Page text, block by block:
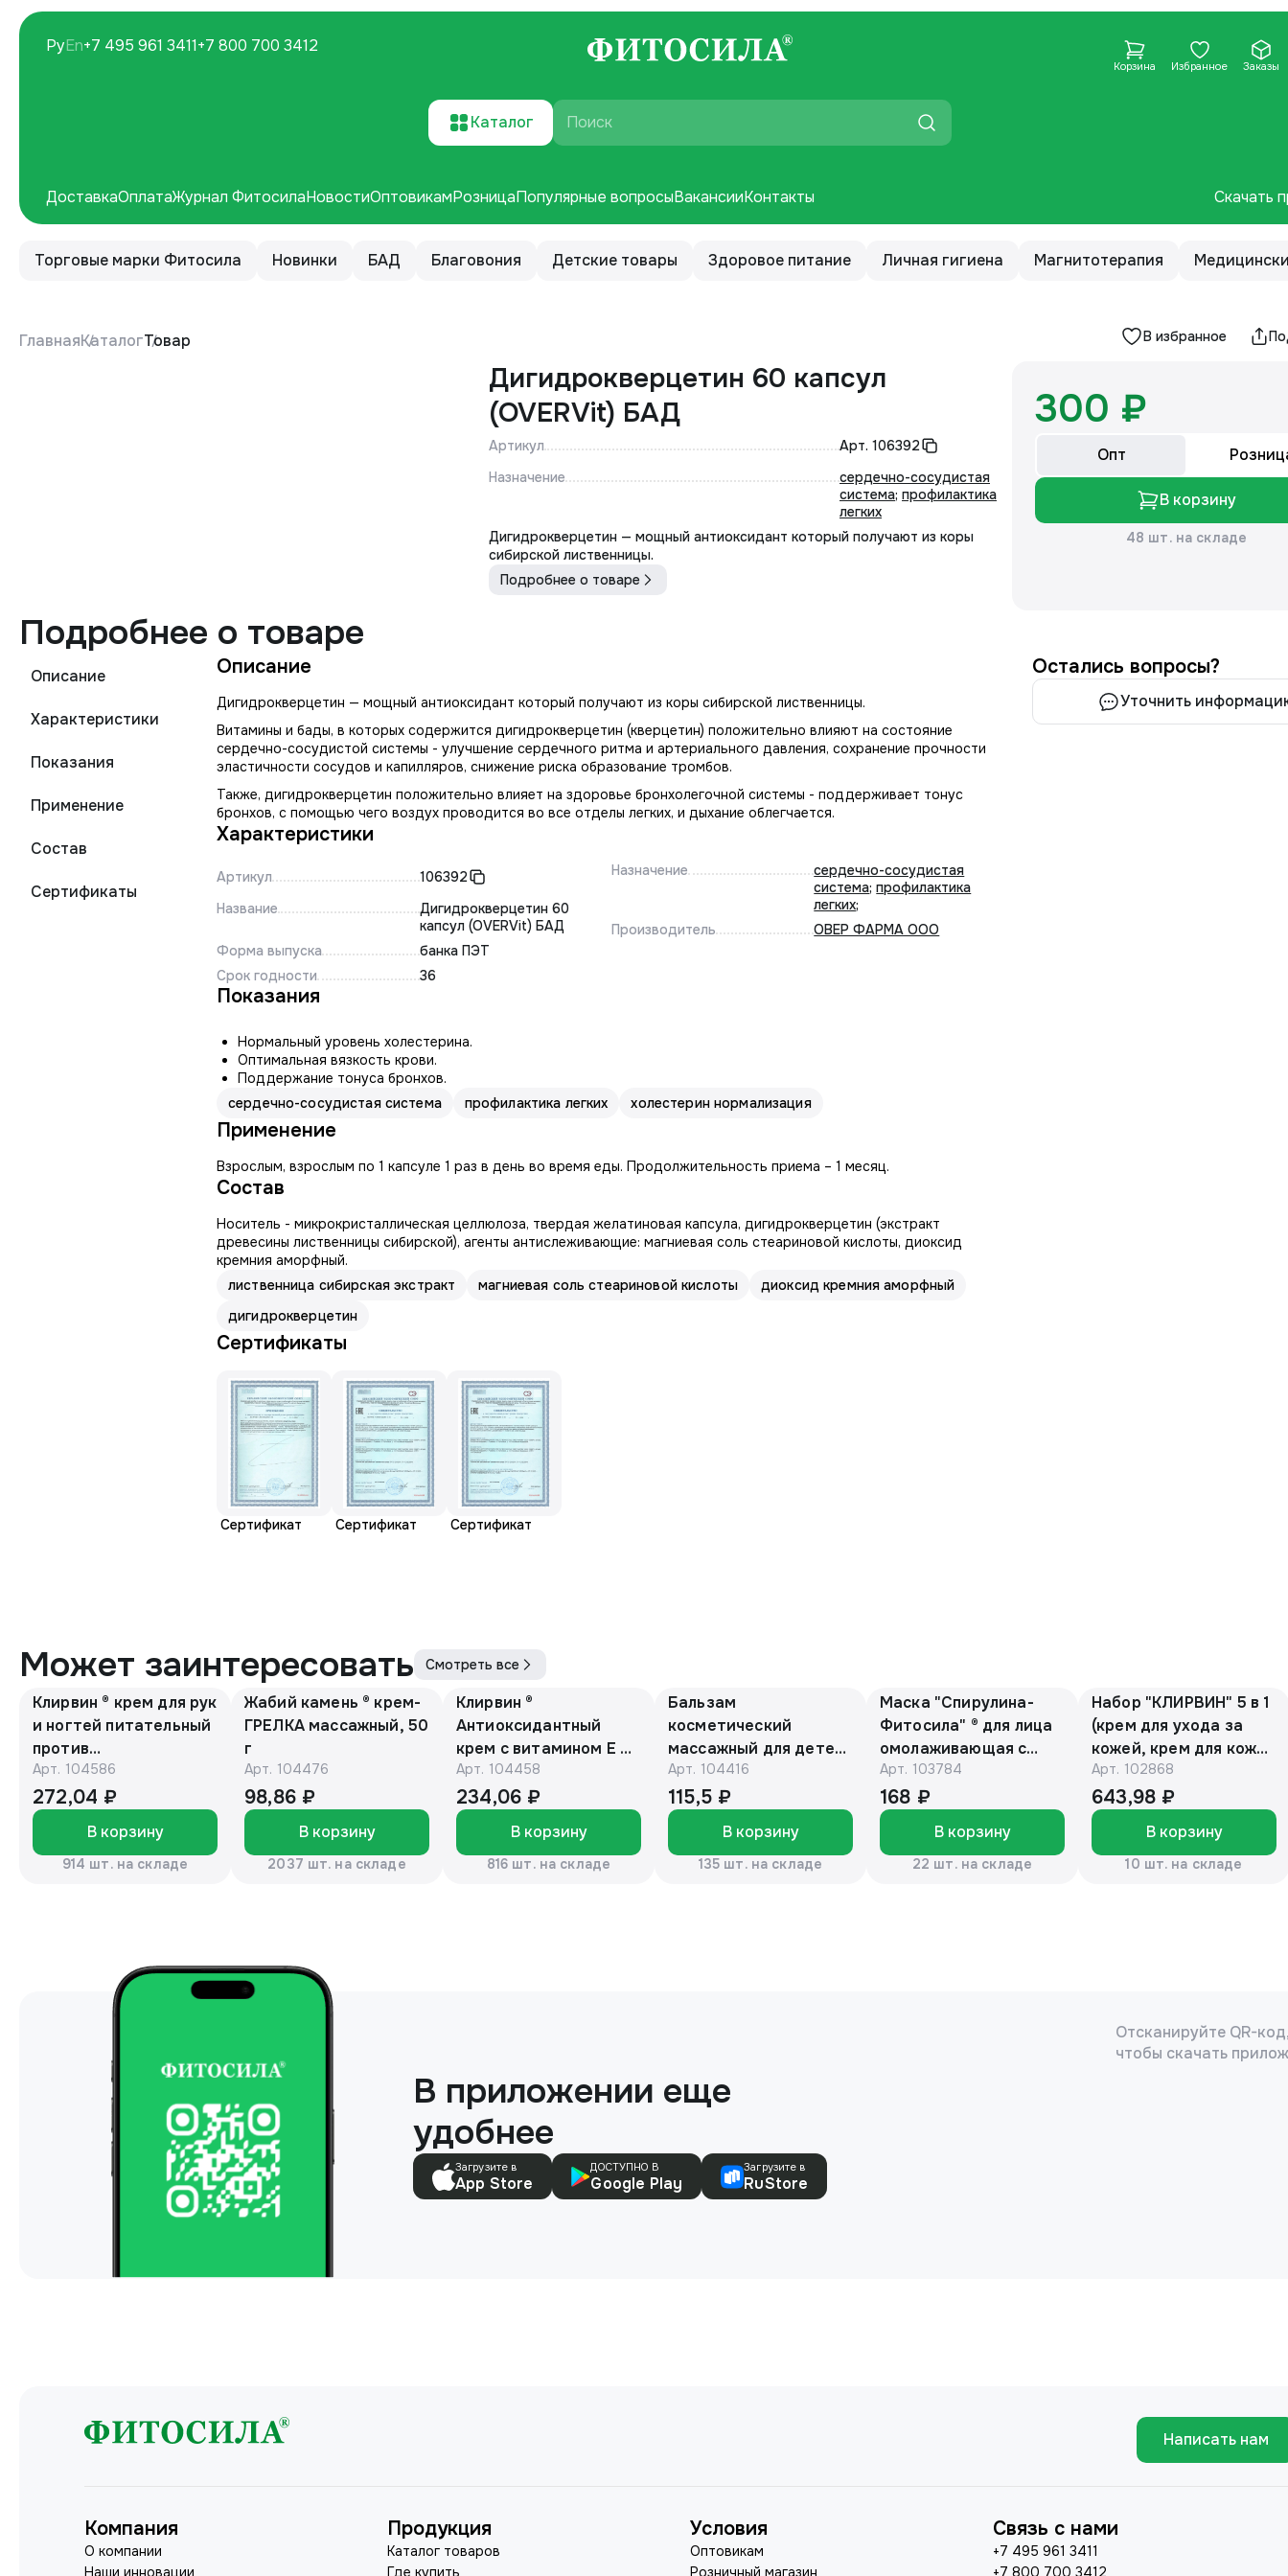
Корзина Избранное Заказы
Скачать
ДоставкаОплатаЖурнал ФитосилаНовостиОптовикамРозницаПопулярные вопросыВакансииКонтакты
РуEn+7 495 961 3411+7 800 700 3412
Каталог Поиск
Торговые марки Фитосила Новинки БАД Благовония Детские товары Здоровое питание Личная гигиена Магнитотерапия
ГлавнаяКаталогТовар В избранное
Дигидрокверцетин 60 капсул
(OVERVit) БАД
Артикул Арт. 106392
Назначение
сердечно-сосудистая
система; профилактика
легких
Дигидрокверцетин — мощный антиоксидант который получают из коры
сибирской лиственницы.
Подробнее о товаре
300 ₽
Опт
В корзину
48 шт. на складе
Подробнее о товаре
Описание
Характеристики
Показания
Применение
Состав
Сертификаты
Описание
Дигидрокверцетин — мощный антиоксидант который получают из коры сибирской лиственницы.
Витамины и бады, в которых содержится дигидрокверцетин (кверцетин) положительно влияют на состояние
сердечно-сосудистой системы - улучшение сердечного ритма и артериального давления, сохранение прочности
эластичности сосудов и капилляров, снижение риска образование тромбов.
Также, дигидрокверцетин положительно влияет на здоровье бронхолегочной системы - поддерживает тонус
бронхов, с помощью чего воздух проводится во все отделы легких, и дыхание облегчается.
Характеристики
Артикул
106392
Название
Дигидрокверцетин 60
капсул (OVERVit) БАД
Форма выпуска
банка ПЭТ
Срок годности
36
Назначение
сердечно-сосудистая
система;профилактика
легких;
Производитель
ОВЕР ФАРМА ООО
Показания
Нормальный уровень холестерина.
Оптимальная вязкость крови.
Поддержание тонуса бронхов.
сердечно-сосудистая система
профилактика легких холестерин нормализация
Применение
Взрослым, взрослым по 1 капсуле 1 раз в день во время еды. Продолжительность приема – 1 месяц.
Состав
Носитель - микрокристаллическая целлюлоза, твердая желатиновая капсула, дигидрокверцетин (экстракт
древесины лиственницы сибирской), агенты антислеживающие: магниевая соль стеариновой кислоты, диоксид
кремния аморфный.
лиственница сибирская экстракт
магниевая соль стеариновой кислоты
диоксид кремния аморфный
дигидрокверцетин
Сертификаты
Сертификат Сертификат Сертификат
Остались вопросы?
Уточнить
Может заинтересовать Смотреть все
Клирвин ® крем для рук
и ногтей питательный
против
гиперпигментации для
осветления кожи 75 г
Арт. 104586
272,04 ₽
В корзину
914 шт. на складе
Жабий камень ® крем-
ГРЕЛКА массажный, 50
г
Арт. 104476
98,86 ₽
В корзину
2037 шт. на складе
Клирвин ®
Антиоксидантный
крем с витамином Е и
маслом макадамии
150г
Арт. 104458
234,06 ₽
В корзину
816 шт. на складе
Бальзам
косметический
массажный для детей
с барсучьим жиром
50г. «Эколон»®
Арт. 104416
115,5 ₽
В корзину
135 шт. на складе
Маска "Спирулина-
Фитосила" ® для лица
омолаживающая с
витамином С, 150 мл
(туба)
Арт. 103784
168 ₽
В корзину
22 шт. на складе
Набор "КЛИРВИН" 5 в 1
(крем для ухода за
кожей, крем для кожи
век, крем для рук,
крем отбеливающий
для лица, лосьон для
Арт. 102868
643,98 ₽
В корзину
10 шт. на складе
В приложении еще
удобнее
Загрузите в
App Store
ДОСТУПНО В
Google Play
Загрузите в
RuStore
Отсканируйте QR-код,
чтобы скачать
Написать нам
Компания
О компании
Наши инновации
Продукция
Каталог товаров
Где купить
Условия
Оптовикам
Розничный магазин
Связь с нами
+7 495 961 3411
+7 800 700 3412